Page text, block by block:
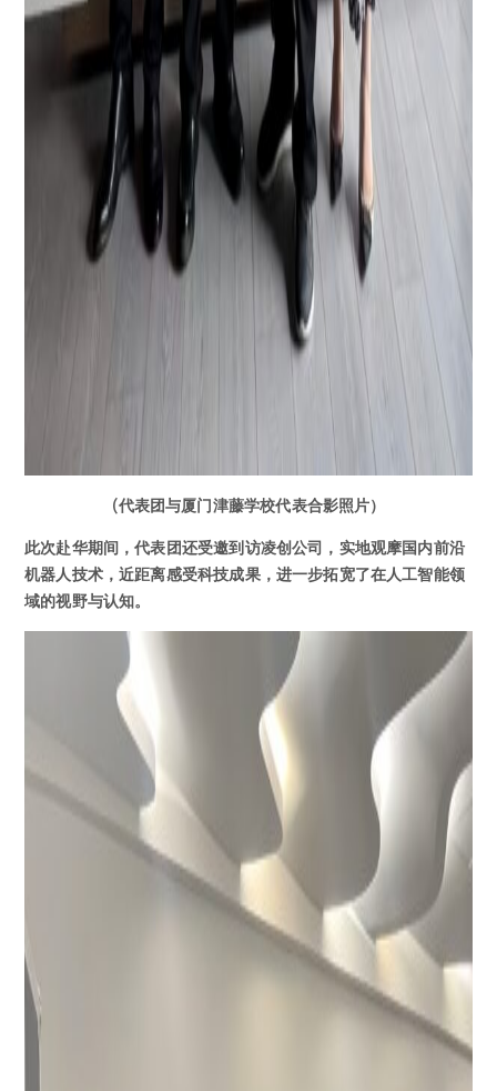
(代表团与厦门津藤学校代表合影照片）
此次赴华期间，代表团还受邀到访凌创公司，实地观摩国内前沿
机器人技术，近距离感受科技成果，进一步拓宽了在人工智能领
域的视野与认知。